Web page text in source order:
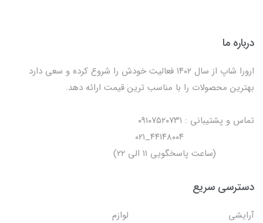
درباره ما
ارورا شاپ از سال ۱۴۰۲ فعالیت خودش را شروع کرده و سعی دارد
بهترین محصولات را با مناسب ترین قیمت ارائه دهد.
تماس و پشتیبانی : ۰۹۱۰۷۵۲۰۷۳۱
(ساعت پاسخگویی ۱۱ الی ۲۲)
دسترسی سریع
آرایشی
لوازم